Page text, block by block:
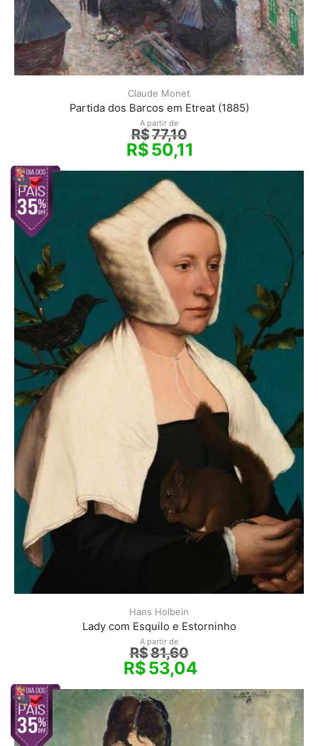
Claude Monet
Partida dos Barcos em Etreat (1885)
A partir de
R$77,10
R$50,11
Hans Holbein
Lady com Esquilo e Estorninho
A partir de
R$81,60
R$53,04